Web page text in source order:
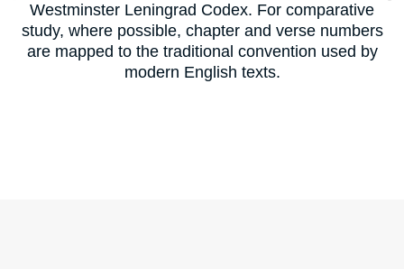
Westminster Leningrad Codex. For comparative
study, where possible, chapter and verse numbers
are mapped to the traditional convention used by
modern English texts.